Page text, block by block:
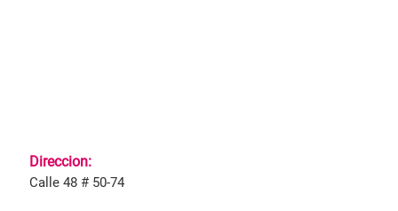
Direccion:
Calle 48 # 50-74